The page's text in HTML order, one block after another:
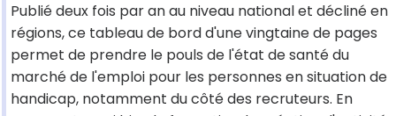
Publié deux fois par an au niveau national et décliné en
régions, ce tableau de bord d'une vingtaine de pages
permet de prendre le pouls de l'état de santé du
marché de l'emploi pour les personnes en situation de
handicap, notamment du côté des recruteurs. En